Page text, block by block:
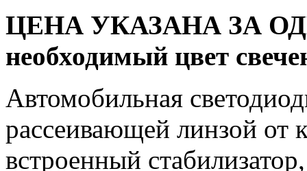
ЦЕНА УКАЗАНА ЗА
необходимый цвет
Автомобильная
рассеивающей линзой от
встроенный